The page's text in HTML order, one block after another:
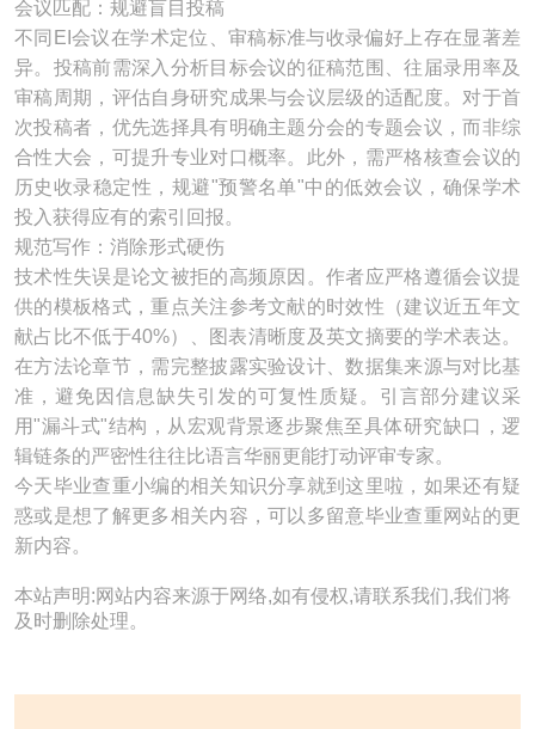
会议匹配：规避盲目投稿
不同EI会议在学术定位、审稿标准与收录偏好上存在显著差
异。投稿前需深入分析目标会议的征稿范围、往届录用率及
审稿周期，评估自身研究成果与会议层级的适配度。对于首
次投稿者，优先选择具有明确主题分会的专题会议，而非综
合性大会，可提升专业对口概率。此外，需严格核查会议的
历史收录稳定性，规避"预警名单"中的低效会议，确保学术
投入获得应有的索引回报。
规范写作：消除形式硬伤
技术性失误是论文被拒的高频原因。作者应严格遵循会议提
供的模板格式，重点关注参考文献的时效性（建议近五年文
献占比不低于40%）、图表清晰度及英文摘要的学术表达。
在方法论章节，需完整披露实验设计、数据集来源与对比基
准，避免因信息缺失引发的可复性质疑。引言部分建议采
用"漏斗式"结构，从宏观背景逐步聚焦至具体研究缺口，逻
辑链条的严密性往往比语言华丽更能打动评审专家。
今天毕业查重小编的相关知识分享就到这里啦，如果还有疑
惑或是想了解更多相关内容，可以多留意毕业查重网站的更
新内容。
本站声明:网站内容来源于网络,如有侵权,请联系我们,我们将
及时删除处理。